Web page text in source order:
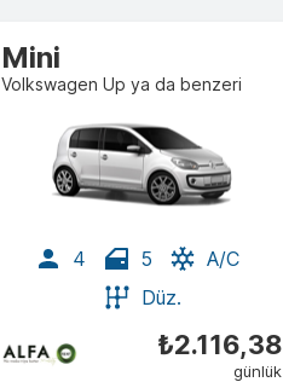
Mini
Volkswagen Up ya da benzeri
4 5
A/C
Düz.
₺2.116,38
günlük